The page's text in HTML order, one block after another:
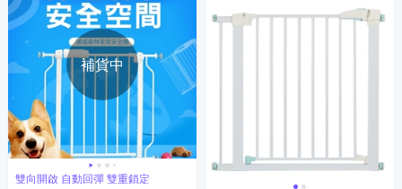
補貨中
雙向開啟 自動回彈 雙重鎖定